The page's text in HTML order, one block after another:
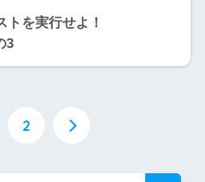
トを実行せよ！
3
2